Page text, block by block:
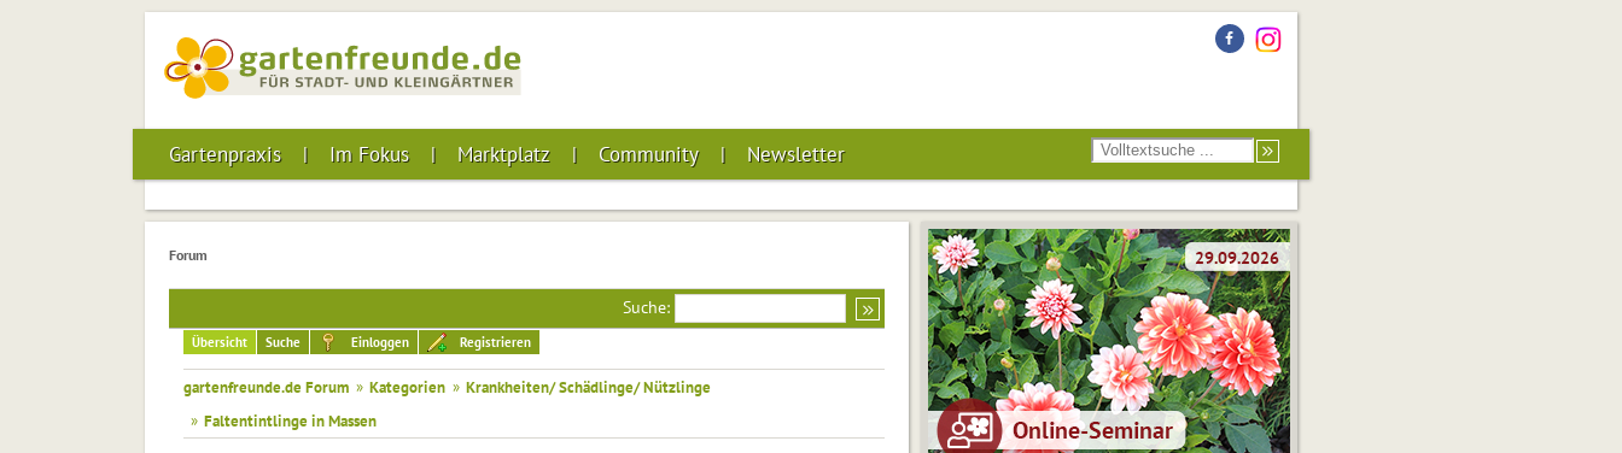
Gartenpraxis Im Fokus Marktplatz Community Newsletter
Forum
Suche:
Übersicht Suche Einloggen Registrieren
gartenfreunde.de Forum » Kategorien » Krankheiten/ Schädlinge/ Nützlinge
» Faltentintlinge in Massen